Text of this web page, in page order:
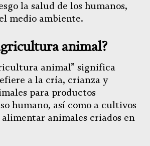
la salud de los humanos,
medio ambiente.
animal?
animal” significa
a la cría, crianza y
para productos
humano, así como a cultivos
animales criados en